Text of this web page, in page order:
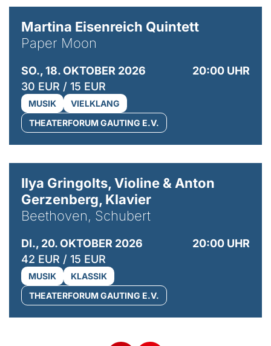
Martina Eisenreich Quintett
Paper Moon
SO., 18. OKTOBER 2026
20:00 UHR
30 EUR / 15 EUR
MUSIK
VIELKLANG
THEATERFORUM GAUTING E.V.
Ilya Gringolts, Violine & Anton
Gerzenberg, Klavier
Beethoven, Schubert
DI., 20. OKTOBER 2026
20:00 UHR
42 EUR / 15 EUR
MUSIK
KLASSIK
THEATERFORUM GAUTING E.V.